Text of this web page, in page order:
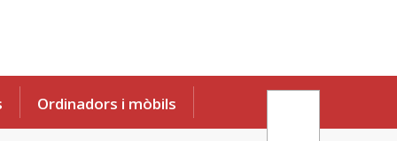
Ordinadors i mòbils